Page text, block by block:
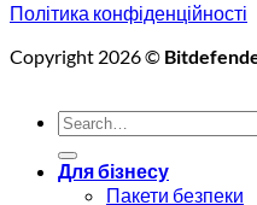
Політика конфіденційності
Copyright 2026 ©
Для бізнесу
Пакети безпеки